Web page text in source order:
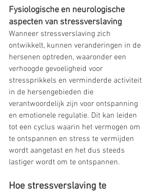
Fysiologische en neurologische
aspecten van stressverslaving
Wanneer stressverslaving zich
ontwikkelt, kunnen veranderingen in de
hersenen optreden, waaronder een
verhoogde gevoeligheid voor
stressprikkels en verminderde activiteit
in de hersengebieden die
verantwoordelijk zijn voor ontspanning
en emotionele regulatie. Dit kan leiden
tot een cyclus waarin het vermogen om
te ontspannen en stress te vermijden
wordt aangetast en het dus steeds
lastiger wordt om te ontspannen.
Hoe stressverslaving te